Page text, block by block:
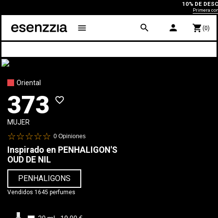
10% DE
Primera compra
menu search person shopping_cart(0)
Oriental
373 favorite_border
MUJER
0 Opiniones
Inspirado en PENHALIGON'S
OUD DE NIL
PENHALIGONS
Vendidos 1645 perfumes